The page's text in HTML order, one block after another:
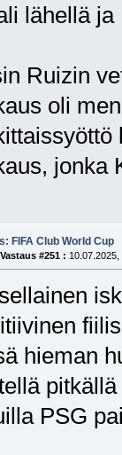
lähellä
Ruizin
oli
jonka
FIFA Club World Cup
Vastaus #251 :
hieman
PSG